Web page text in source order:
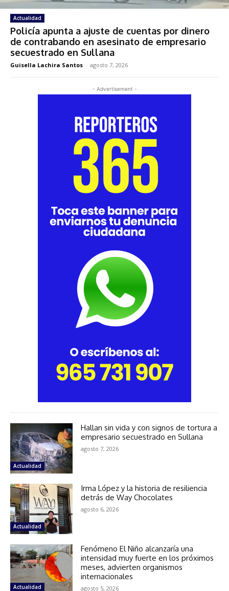
Actualidad
Policía apunta a ajuste de cuentas por dinero
de contrabando en asesinato de empresario
secuestrado en Sullana
Guisella Lachira Santos - agosto 7, 2026
- Advertisement -
Actualidad
Hallan sin vida y con signos de tortura a
empresario secuestrado en Sullana
agosto 7, 2026
Actualidad
Irma López y la historia de resiliencia
detrás de Way Chocolates
agosto 6, 2026
Actualidad
Fenómeno El Niño alcanzaría una
intensidad muy fuerte en los próximos
meses, advierten organismos
internacionales
agosto 5, 2026